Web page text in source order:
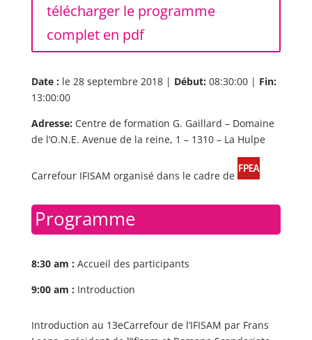
télécharger le programme
complet en pdf
Date : le 28 septembre 2018 | Début: 08:30:00 | Fin:
13:00:00
Adresse: Centre de formation G. Gaillard – Domaine
de l’O.N.E. Avenue de la reine, 1 – 1310 – La Hulpe
Carrefour IFISAM organisé dans le cadre de
Programme
8:30 am : Accueil des participants
9:00 am : Introduction
Introduction au 13eCarrefour de l’IFISAM par Frans